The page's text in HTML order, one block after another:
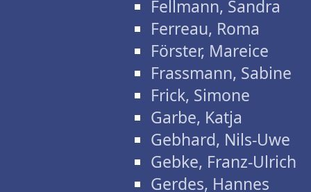
Fellmann, Sandra
Ferreau, Roma
Förster, Mareice
Frassmann, Sabine
Frick, Simone
Garbe, Katja
Gebhard, Nils-Uwe
Gebke, Franz-Ulrich
Gerdes, Hannes